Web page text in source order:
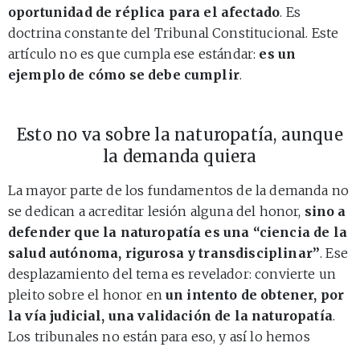
oportunidad de réplica para el afectado. Es
doctrina constante del Tribunal Constitucional. Este
artículo no es que cumpla ese estándar: es un
ejemplo de cómo se debe cumplir.
Esto no va sobre la naturopatía, aunque
la demanda quiera
La mayor parte de los fundamentos de la demanda no
se dedican a acreditar lesión alguna del honor, sino a
defender que la naturopatía es una “ciencia de la
salud autónoma, rigurosa y transdisciplinar”. Ese
desplazamiento del tema es revelador: convierte un
pleito sobre el honor enun intento de obtener, por
la vía judicial, una validación de la naturopatía.
Los tribunales no están para eso, y así lo hemos